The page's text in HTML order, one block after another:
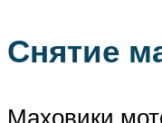
Снятие
Маховики